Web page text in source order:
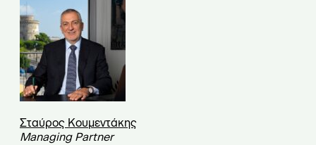
Σταύρος Κουμεντάκης
Managing Partner